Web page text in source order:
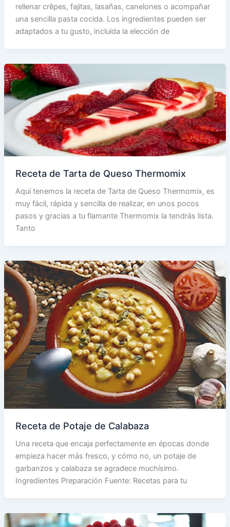
rellenar crêpes, fajitas, lasañas, canelones o acompañar
una sencilla pasta cocida. Los ingredientes pueden ser
adaptados a tu gusto, incluida la elección de
Receta de Tarta de Queso Thermomix
Aquí tenemos la receta de Tarta de Queso Thermomix, es
muy fácil, rápida y sencilla de realizar, en unos pocos
pasos y gracias a tu flamante Thermomix la tendrás lista.
Tanto
Receta de Potaje de Calabaza
Una receta que encaja perfectamente en épocas donde
empieza hacer más fresco, y cómo no, un potaje de
garbanzos y calabaza se agradece muchísimo.
Ingredientes Preparación Fuente: Recetas para tu